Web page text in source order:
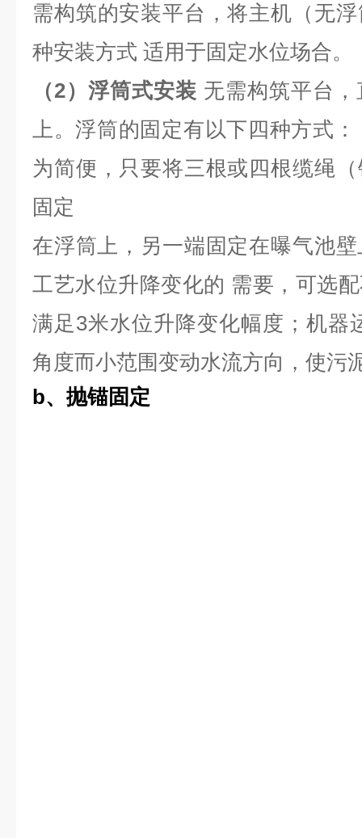
需构筑的安装平台，将主机（无
种安装方式 适用于固定水位场合。
（2） 浮筒式安装 无需构筑平台
上。浮筒的固定有以下四种方式：
为简便，只要将三根或四根缆绳
固定
在浮筒上，另一端固定在曝气池
工艺水位升降变化的 需要，可选
满足3米水位升降变化幅度；机器
角度而小范围变动水流方向，使污
b、 抛锚固 定